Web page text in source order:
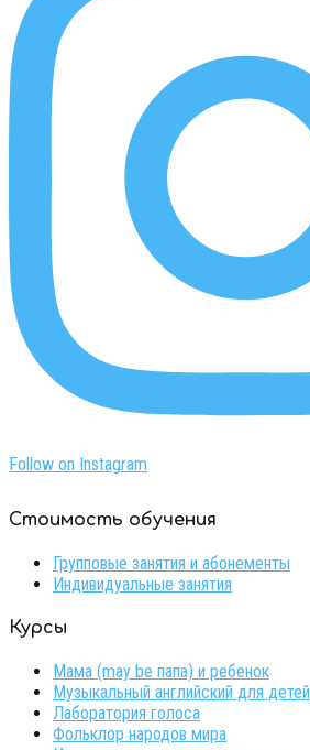
Follow on Instagram
Стоимость обучения
Групповые занятия и абонементы
Индивидуальные занятия
Курсы
Мама (may be папа) и ребенок
Музыкальный английский для детей
Лаборатория голоса
Фольклор народов мира